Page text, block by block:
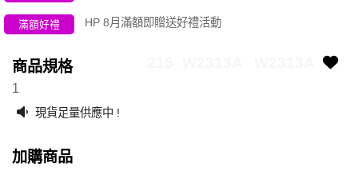
滿額好禮 HP 8月滿額即贈送好禮活動
商品規格
1
現貨足量供應中 !
加購商品